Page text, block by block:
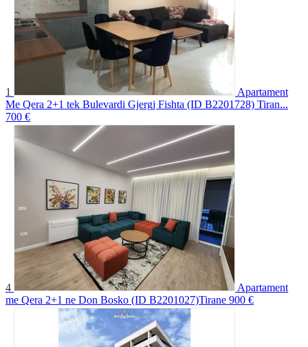
1
Apartament
Me Qera 2+1 tek Bulevardi Gjergj Fishta (ID B2201728) Tiran...
700 €
4
Apartament
me Qera 2+1 ne Don Bosko (ID B2201027)Tirane 900 €